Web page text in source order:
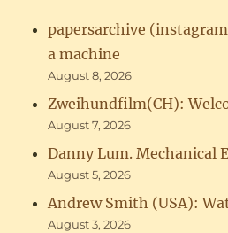
papersarchive
a machine
August 8, 2026
Zweihundfilm(CH):
August 7, 2026
Danny Lum. Mechanical
August 5, 2026
Andrew Smith (USA):
August 3, 2026